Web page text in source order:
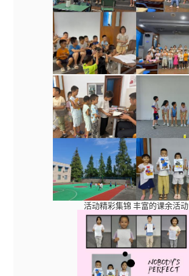
活动精彩集锦 丰富的课余活动